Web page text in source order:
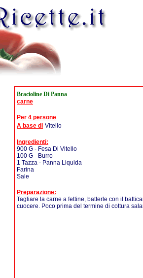
Bracioline Di Panna
carne
Per 4 persone
A base di Vitello
Ingredienti:
900 G - Fesa Di Vitello
100 G - Burro
1 Tazza - Panna Liquida
Farina
Sale
Preparazione:
Tagliare la carne a fettine, batterle con il
cuocere. Poco prima del termine di cottura